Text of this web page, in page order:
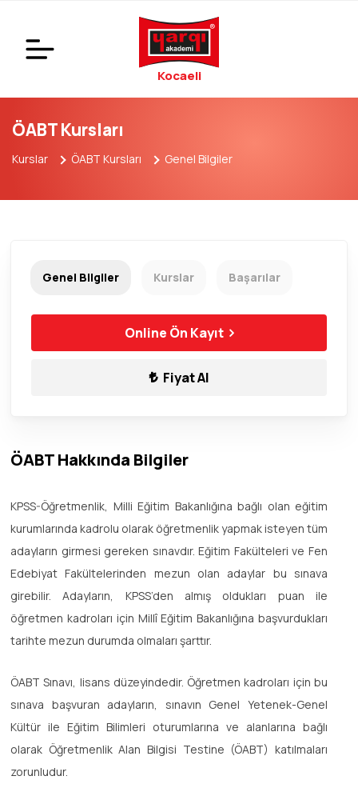
Kocaeli
ÖABT Kursları
Kurslar ÖABT Kursları Genel Bilgiler
ÖABT Hakkında Bilgiler
KPSS-Öğretmenlik, Milli Eğitim Bakanlığına bağlı olan eğitim
kurumlarında kadrolu olarak öğretmenlik yapmak isteyen tüm
adayların girmesi gereken sınavdır. Eğitim Fakülteleri ve Fen
Edebiyat Fakültelerinden mezun olan adaylar bu sınava
girebilir. Adayların, KPSS’den almış oldukları puan ile
öğretmen kadroları için Millî Eğitim Bakanlığına başvurdukları
tarihte mezun durumda olmaları şarttır.
ÖABT Sınavı, lisans düzeyindedir. Öğretmen kadroları için bu
sınava başvuran adayların, sınavın Genel Yetenek-Genel
Kültür ile Eğitim Bilimleri oturumlarına ve alanlarına bağlı
olarak Öğretmenlik Alan Bilgisi Testine (ÖABT) katılmaları
zorunludur.
Genel Bilgiler Kurslar Başarılar
Online Ön Kayıt
Fiyat Al